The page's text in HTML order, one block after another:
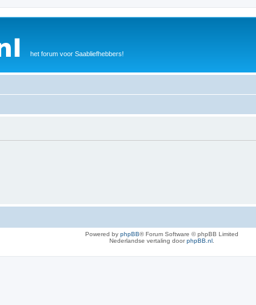
het forum voor Saabliefhebbers!
Powered by phpBB® Forum Software © phpBB Limited
Nederlandse vertaling doorphpBB.nl